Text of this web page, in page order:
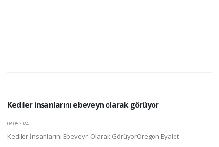
Kediler insanlarını ebeveyn olarak görüyor
08.05.2024
Kediler İnsanlarını Ebeveyn Olarak GörüyorOregon Eyalet